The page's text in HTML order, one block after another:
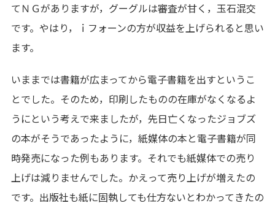
てＮＧがありますが，グーグルは審査が甘く，玉石混交
です。やはり，ｉフォーンの方が収益を上げられると思い
ます。
いままでは書籍が広まってから電子書籍を出すというこ
とでした。そのため，印刷したものの在庫がなくなるよ
うにという考えで来ましたが，先日亡くなったジョブズ
の本がそうであったように，紙媒体の本と電子書籍が同
時発売になった例もあります。それでも紙媒体での売り
上げは減りませんでした。かえって売り上げが増えたの
です。出版社も紙に固執しても仕方ないとわかってきたの